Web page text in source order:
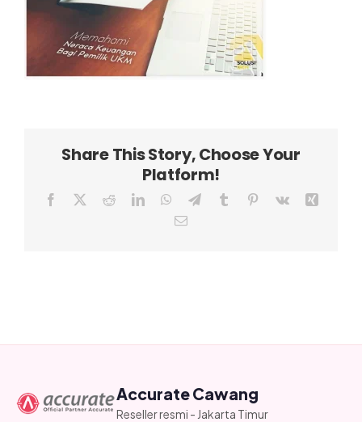
Share This Story, Choose Your
Platform!
Facebook RedditLinkedInWhatsApp
TelegramTumblr Pinterest
Vk
Email
Accurate Cawang
Reseller resmi - Jakarta Timur